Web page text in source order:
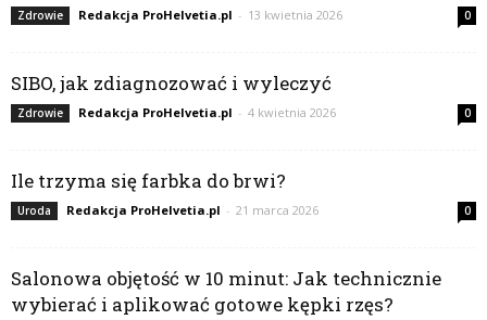
Zdrowie Redakcja ProHelvetia.pl - 13 kwietnia 2026 0
SIBO, jak zdiagnozować i wyleczyć
Zdrowie Redakcja ProHelvetia.pl - 4 kwietnia 2026 0
Ile trzyma się farbka do brwi?
Uroda Redakcja ProHelvetia.pl - 21 marca 2026 0
Salonowa objętość w 10 minut: Jak technicznie
wybierać i aplikować gotowe kępki rzęs?